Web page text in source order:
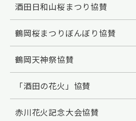
酒田日和山桜まつり協賛
鶴岡桜まつりぼんぼり協賛
鶴岡天神祭協賛
「酒田の花火」協賛
赤川花火記念大会協賛